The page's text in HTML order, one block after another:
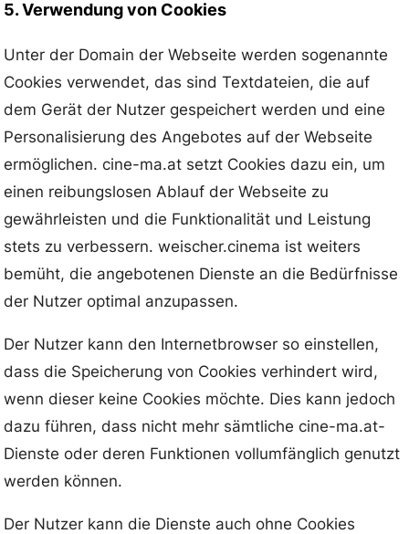
5. Verwendung von Cookies
Unter der Domain der Webseite werden sogenannte
Cookies verwendet, das sind Textdateien, die auf
dem Gerät der Nutzer gespeichert werden und eine
Personalisierung des Angebotes auf der Webseite
ermöglichen. cine-ma.at setzt Cookies dazu ein, um
einen reibungslosen Ablauf der Webseite zu
gewährleisten und die Funktionalität und Leistung
stets zu verbessern. weischer.cinema ist weiters
bemüht, die angebotenen Dienste an die Bedürfnisse
der Nutzer optimal anzupassen.
Der Nutzer kann den Internetbrowser so einstellen,
dass die Speicherung von Cookies verhindert wird,
wenn dieser keine Cookies möchte. Dies kann jedoch
dazu führen, dass nicht mehr sämtliche cine-ma.at-
Dienste oder deren Funktionen vollumfänglich genutzt
werden können.
Der Nutzer kann die Dienste auch ohne Cookies